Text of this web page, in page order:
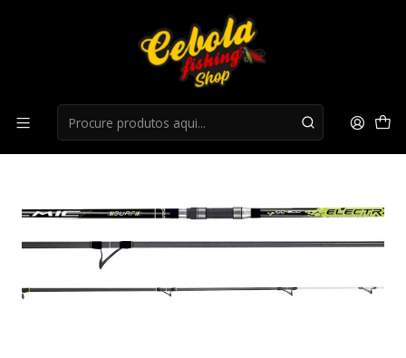
Canas Mar
Cana Colmic ELECTRA 3LR 4.2mt - 100-200gr